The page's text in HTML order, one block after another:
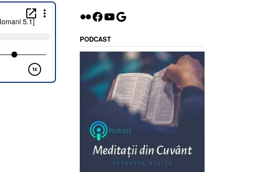
Flickr
Facebook
YouTube
Google
PODCAST